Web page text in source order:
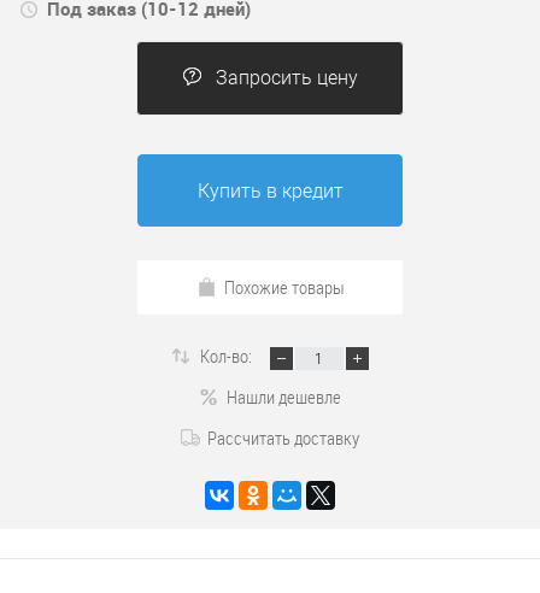
Под заказ (10-12 дней)
Запросить цену
Купить в кредит
Похожие товары
Кол-во:
Нашли дешевле
Рассчитать доставку